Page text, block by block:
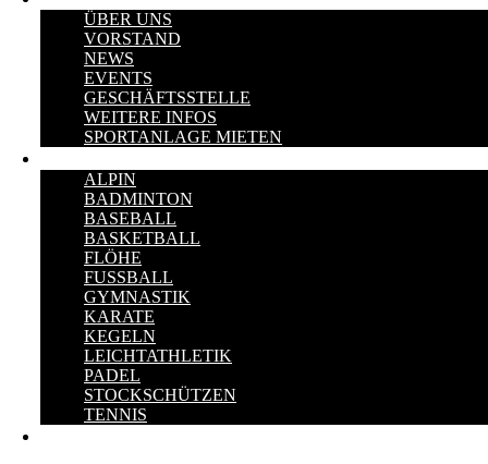
ÜBER UNS
VORSTAND
NEWS
EVENTS
GESCHÄFTSSTELLE
WEITERE INFOS
SPORTANLAGE MIETEN
ALPIN
BADMINTON
BASEBALL
BASKETBALL
FLÖHE
FUSSBALL
GYMNASTIK
KARATE
KEGELN
LEICHTATHLETIK
PADEL
STOCKSCHÜTZEN
TENNIS